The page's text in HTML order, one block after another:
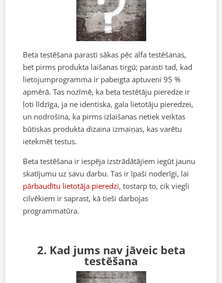
Beta testēšana parasti sākas pēc alfa testēšanas,
bet pirms produkta laišanas tirgū; parasti tad, kad
lietojumprogramma ir pabeigta aptuveni 95 %
apmērā. Tas nozīmē, ka beta testētāju pieredze ir
ļoti līdzīga, ja ne identiska, gala lietotāju pieredzei,
un nodrošina, ka pirms izlaišanas netiek veiktas
būtiskas produkta dizaina izmaiņas, kas varētu
ietekmēt testus.
Beta testēšana ir iespēja izstrādātājiem iegūt jaunu
skatījumu uz savu darbu. Tas ir īpaši noderīgi, lai
pārbaudītu lietotāja pieredzi, tostarp to, cik viegli
cilvēkiem ir saprast, kā tieši darbojas
programmatūra.
2. Kad jums nav jāveic beta
testēšana